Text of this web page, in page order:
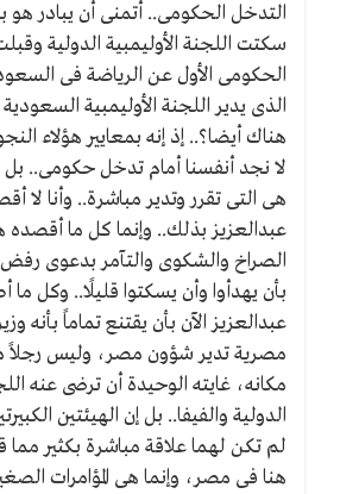
التدخل الحكومى.. أتمنى أن يبادر هو
سكتت اللجنة الأوليمبية الدولية
الحكومى الأول عن الرياضة فى
الذى يدير اللجنة الأوليمبية
هناك أيضا؟.. إذ إنه بمعايير هؤلاء
لا نجد أنفسنا أمام تدخل حكومى..
هى التى تقرر وتدير مباشرة.. وأنا لا
عبدالعزيز بذلك.. وإنما كل ما أقصده
الصراخ والشكوى والتآمر بدعوى
بأن يهدأوا وأن يسكتوا قليلًا.. وكل ما
عبدالعزيز الآن بأن يقتنع تماماً بأنه
مصرية تدير شؤون مصر، وليس رجلاً
مكانه، غايته الوحيدة أن ترضى عنه
الدولية والفيفا.. بل إن الهيئتين
لم تكن لهما علاقة مباشرة بكثير مما
هنا فى مصر، وإنما هى المؤامرات